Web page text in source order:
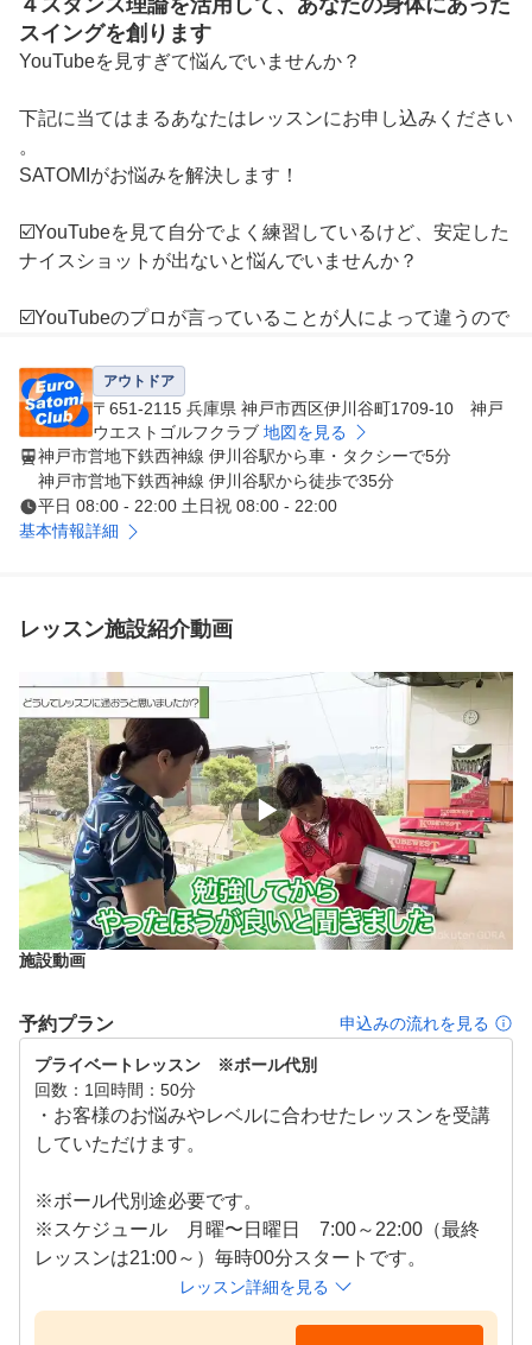
４スタンス理論を活用して、あなたの身体にあった
スイングを創ります
YouTubeを見すぎて悩んでいませんか？
下記に当てはまるあなたはレッスンにお申し込みください
。
SATOMIがお悩みを解決します！
☑️YouTubeを見て自分でよく練習しているけど、安定した
ナイスショットが出ないと悩んでいませんか？
☑️YouTubeのプロが言っていることが人によって違うので
☑️YouTubeのプロのように体が動かないと悩んでいません
か？
あなた一人では上手くなりません！
YouTubeのプロのようにクラブヘッドを動かしているのに
実は、スイングの形だけではダメなんです。
画像には映らない
「重心移動」と「骨から動かす」ことがとても重要なんで
す！
ぜひ、体験してください。
アウトドア
〒651-2115 兵庫県 神戸市西区伊川谷町1709-10 神戸
ウエストゴルフクラブ 地図を見る
神戸市営地下鉄西神線 伊川谷駅から車・タクシーで5分
神戸市営地下鉄西神線 伊川谷駅から徒歩で35分
平日 08:00 - 22:00 土日祝 08:00 - 22:00
基本情報詳細
レッスン施設紹介動画
▶
施設動画
予約プラン 申込みの流れを見る
プライベートレッスン　※ボール代別
回数
1回時間 50分
・お客様のお悩みやレベルに合わせたレッスンを受講
していただけます。
※ボール代別途必要です。
※スケジュール　月曜〜日曜日　7:00～22:00（最終
レッスンは21:00～）毎時00分スタートです。
レッスン詳細を見る